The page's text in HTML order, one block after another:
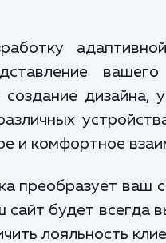
создание
и комфортное
преобразует ваш
сайт будет всегда
лояльность